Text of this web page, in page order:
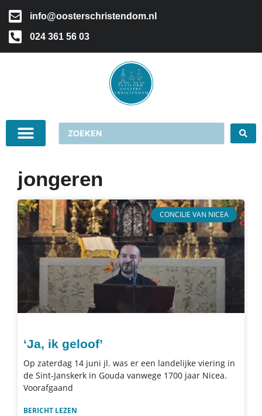
info@oosterschristendom.nl
024 361 56 03
jongeren
CONCILIE VAN NICEA
‘Ja, ik geloof’
Op zaterdag 14 juni jl. was er een landelijke viering in
de Sint-Janskerk in Gouda vanwege 1700 jaar Nicea.
Voorafgaand
BERICHT LEZEN